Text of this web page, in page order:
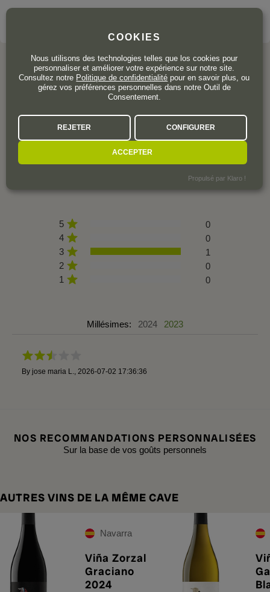
L'AVIS DE LA COMMUNAUTÉ
2,5
5
0
4
0
3
1
2
0
1
0
Millésimes: 2024 2023
By jose maria L. 2026-07-02 17:36:36
NOS RECOMMANDATIONS PERSONNALISÉES
Sur la base de vos goûts personnels
AUTRES VINS DE LA MÊME CAVE
Navarra
Viña Zorzal
Graciano
2024
COOKIES
Nous utilisons des technologies telles que los cookies pour
personnaliser et améliorer votre expérience sur notre site.
Consultez notre Politique de confidentialité pour en savoir plus, ou
gérez vos préférences personnelles dans notre Outil de
Consentement.
REJETER CONFIGURER
ACCEPTER
Propulsé par Klaro !